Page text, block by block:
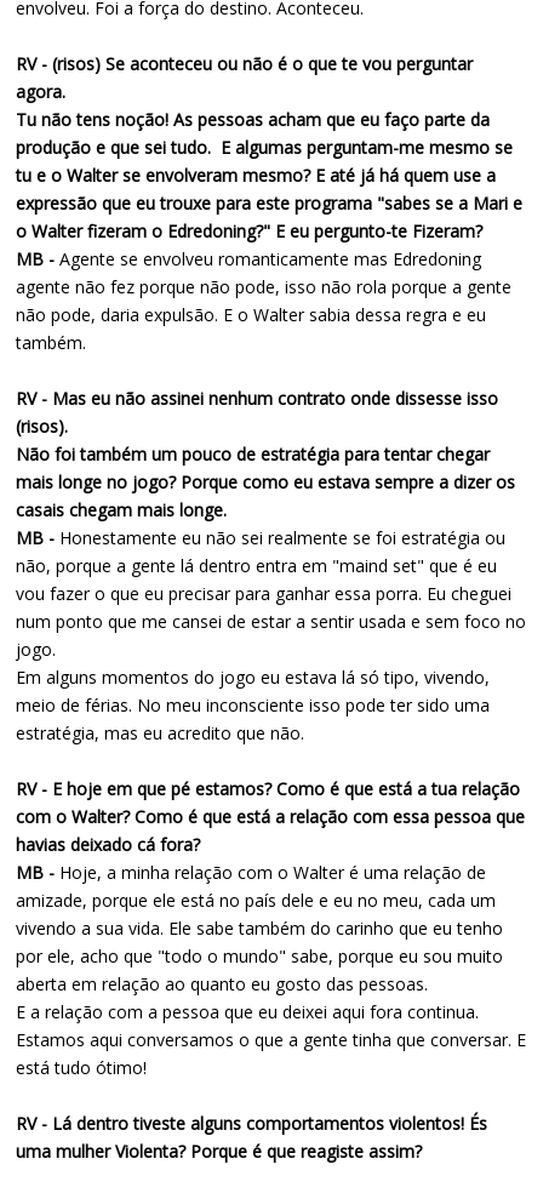
envolveu. Foi a força do destino. Aconteceu.
RV - (risos) Se aconteceu ou não é o que te vou perguntar
agora.
Tu não tens noção! As pessoas acham que eu faço parte da
produção e que sei tudo. E algumas perguntam-me mesmo se
tu e o Walter se envolveram mesmo? E até já há quem use a
expressão que eu trouxe para este programa "sabes se a Mari e
o Walter fizeram o Edredoning?" E eu pergunto-te Fizeram?
MB - Agente se envolveu romanticamente mas Edredoning
agente não fez porque não pode, isso não rola porque a gente
não pode, daria expulsão. E o Walter sabia dessa regra e eu
também.
RV - Mas eu não assinei nenhum contrato onde dissesse isso
(risos).
Não foi também um pouco de estratégia para tentar chegar
mais longe no jogo? Porque como eu estava sempre a dizer os
casais chegam mais longe.
MB - Honestamente eu não sei realmente se foi estratégia ou
não, porque a gente lá dentro entra em "maind set" que é eu
vou fazer o que eu precisar para ganhar essa porra. Eu cheguei
num ponto que me cansei de estar a sentir usada e sem foco no
jogo.
Em alguns momentos do jogo eu estava lá só tipo, vivendo,
meio de férias. No meu inconsciente isso pode ter sido uma
estratégia, mas eu acredito que não.
RV - E hoje em que pé estamos? Como é que está a tua relação
com o Walter? Como é que está a relação com essa pessoa que
havias deixado cá fora?
MB - Hoje, a minha relação com o Walter é uma relação de
amizade, porque ele está no país dele e eu no meu, cada um
vivendo a sua vida. Ele sabe também do carinho que eu tenho
por ele, acho que "todo o mundo" sabe, porque eu sou muito
aberta em relação ao quanto eu gosto das pessoas.
E a relação com a pessoa que eu deixei aqui fora continua.
Estamos aqui conversamos o que a gente tinha que conversar. E
está tudo ótimo!
RV - Lá dentro tiveste alguns comportamentos violentos! És
uma mulher Violenta? Porque é que reagiste assim?